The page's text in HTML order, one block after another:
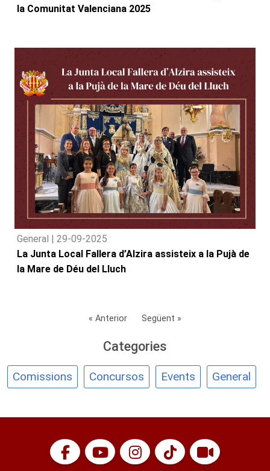
la Comunitat Valenciana 2025
General | 29-09-2025
La Junta Local Fallera d’Alzira assisteix a la Pujà de
la Mare de Déu del Lluch
« Anterior Següent »
Categories
Comissions Concursos Events General